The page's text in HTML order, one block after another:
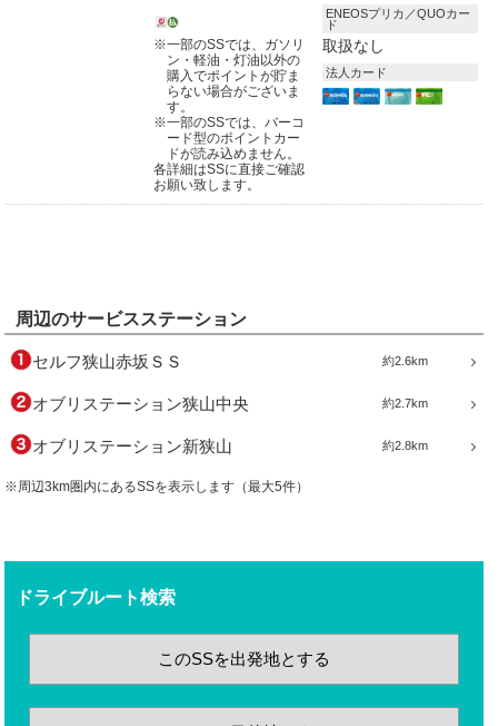
※一部のSSでは、ガソリ
ン・軽油・灯油以外の
購入でポイントが貯ま
らない場合がございま
す。
※一部のSSでは、バーコ
ード型のポイントカー
ドが読み込めません。
各詳細はSSに直接ご確認
お願い致します。
ENEOSプリカ／QUOカー
ド
取扱なし
法人カード
周辺のサービスステーション
約2.6km
セルフ狭山赤坂ＳＳ
約2.7km
オブリステーション狭山中央
約2.8km
オブリステーション新狭山
※周辺3km圏内にあるSSを表示します（最大5件）
ドライブルート検索
このSSを出発地とする